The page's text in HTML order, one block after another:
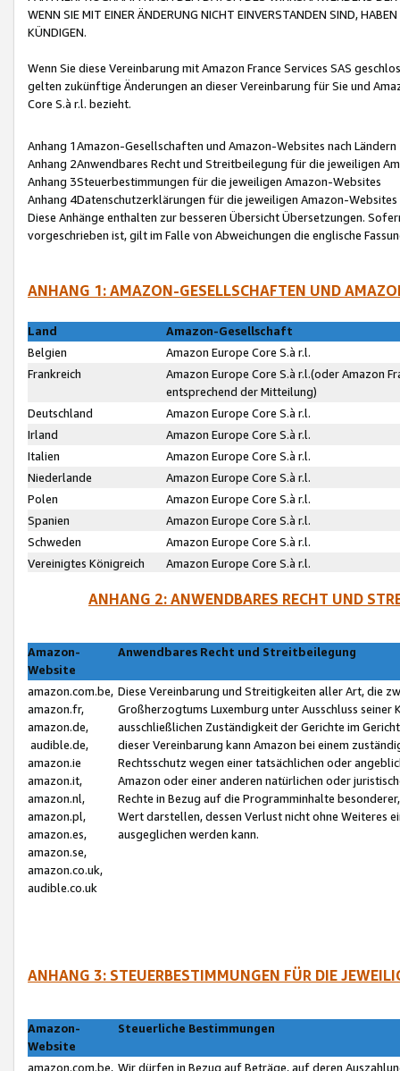
WENN SIE MIT EINER ÄNDERUNG NICHT EINVERSTANDEN SIND,
KÜNDIGEN.
Wenn Sie diese Vereinbarung mit Amazon France Services SAS
gelten zukünftige Änderungen an dieser Vereinbarung für Sie und
Core S.à r.l. bezieht.
Anhang 1Amazon-Gesellschaften und Amazon-Websites nach Ländern
Anhang 2Anwendbares Recht und Streitbeilegung für die jeweiligen
Anhang 3Steuerbestimmungen für die jeweiligen Amazon-Websites
Anhang 4Datenschutzerklärungen für die jeweiligen Amazon-Websites
Diese Anhänge enthalten zur besseren Übersicht Übersetzungen.
vorgeschrieben ist, gilt im Falle von Abweichungen die englische
ANHANG 1: AMAZON-GESELLSCHAFTEN UND
Land
Amazon-Gesellschaft
Belgien
Amazon Europe Core S.à r.l.
Frankreich
Amazon Europe Core S.à r.l.(oder Amazon
entsprechend der Mitteilung)
Deutschland
Amazon Europe Core S.à r.l.
Irland
Amazon Europe Core S.à r.l.
Italien
Amazon Europe Core S.à r.l.
Niederlande
Amazon Europe Core S.à r.l.
Polen
Amazon Europe Core S.à r.l.
Spanien
Amazon Europe Core S.à r.l.
Schweden
Amazon Europe Core S.à r.l.
Vereinigtes Königreich
Amazon Europe Core S.à r.l.
ANHANG 2: ANWENDBARES RECHT UND
Amazon-
Website
Anwendbares Recht und Streitbeilegung
amazon.com.be,
amazon.fr,
amazon.de,
audible.de,
amazon.ie
amazon.it,
amazon.nl,
amazon.pl,
amazon.es,
amazon.se,
amazon.co.uk,
audible.co.uk
Diese Vereinbarung und Streitigkeiten aller Art, die
Großherzogtums Luxemburg unter Ausschluss
ausschließlichen Zuständigkeit der Gerichte im
dieser Vereinbarung kann Amazon bei einem
Rechtsschutz wegen einer tatsächlichen oder
Amazon oder einer anderen natürlichen oder
Rechte in Bezug auf die Programminhalte
Wert darstellen, dessen Verlust nicht ohne Weiteres
ausgeglichen werden kann.
ANHANG 3: STEUERBESTIMMUNGEN FÜR DIE
Amazon-
Website
Steuerliche Bestimmungen
amazon.com.be, Wir dürfen in Bezug auf Beträge, auf deren